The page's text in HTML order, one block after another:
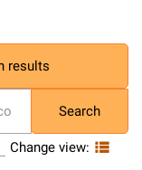
results
Search
Change view: